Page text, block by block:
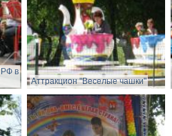
РФ в
Аттракцион "Веселые чашки"